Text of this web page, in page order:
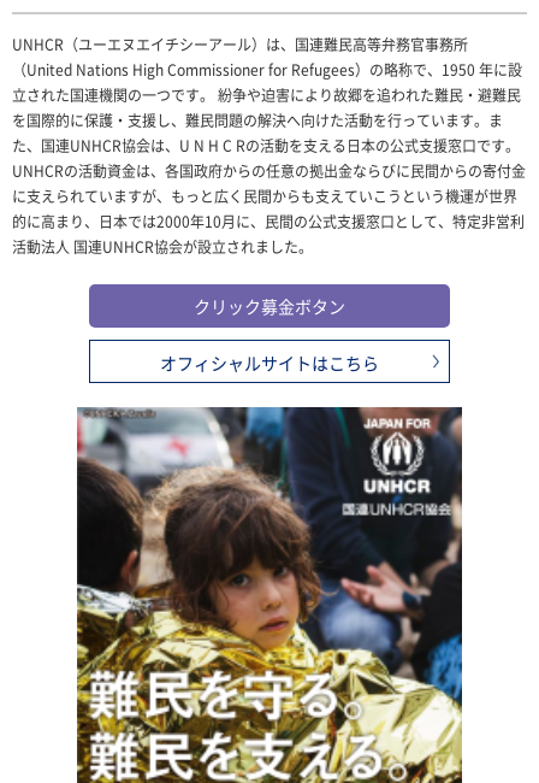
UNHCR（ユーエヌエイチシーアール）は、国連難民高等弁務官事務所
（United Nations High Commissioner for Refugees）の略称で、1950 年に設
立された国連機関の一つです。 紛争や迫害により故郷を追われた難民・避難民
を国際的に保護・支援し、難民問題の解決へ向けた活動を行っています。ま
た、国連UNHCR協会は、U N H C Rの活動を支える日本の公式支援窓口です。
UNHCRの活動資金は、各国政府からの任意の拠出金ならびに民間からの寄付金
に支えられていますが、もっと広く民間からも支えていこうという機運が世界
的に高まり、日本では2000年10月に、民間の公式支援窓口として、特定非営利
活動法人 国連UNHCR協会が設立されました。
クリック募金ボタン
オフィシャルサイトはこちら